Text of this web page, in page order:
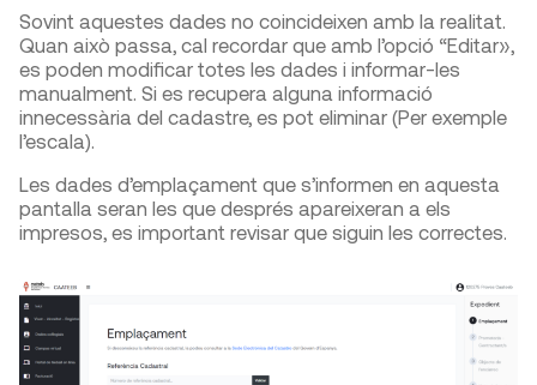
Sovint aquestes dades no coincideixen amb la realitat.
Quan això passa, cal recordar que amb l’opció “Editar»,
es poden modificar totes les dades i informar-les
manualment. Si es recupera alguna informació
innecessària del cadastre, es pot eliminar (Per exemple
l’escala).
Les dades d’emplaçament que s’informen en aquesta
pantalla seran les que després apareixeran a els
impresos, es important revisar que siguin les correctes.